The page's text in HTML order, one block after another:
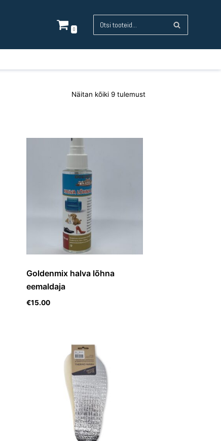
0
Näitan kõiki 9 tulemust
Goldenmix halva lõhna
eemaldaja
€15.00